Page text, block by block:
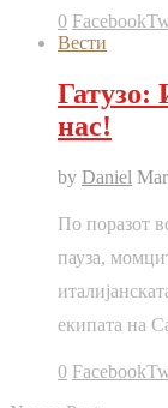
0 Facebook
Вести
нас!
by Daniel
По поразот
пауза,
екипата на
0 Facebook